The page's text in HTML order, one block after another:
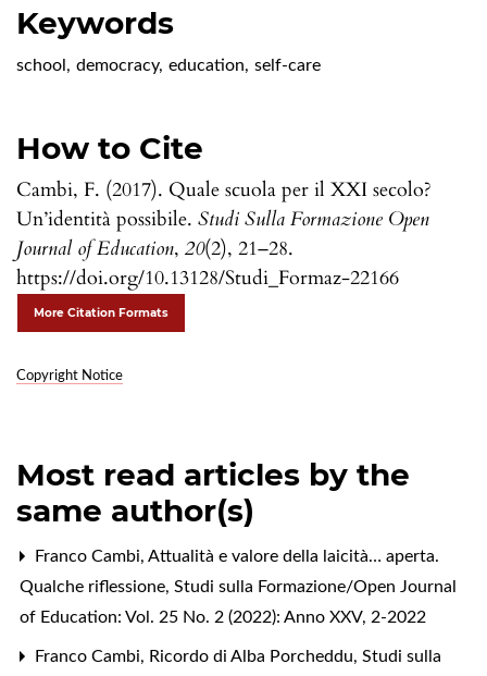
Keywords
school , democracy, education, self-care
How to Cite
Cambi, F. (2017). Quale scuola per il XXI secolo?
Un’identità possibile. Studi Sulla Formazione Open
Journal of Education, 20(2), 21–28.
https://doi.org/10.13128/Studi_Formaz-22166
More Citation Formats
Copyright Notice
Most read articles by the
same author(s)
Franco Cambi, Attualità e valore della laicità… aperta.
Qualche riflessione, Studi sulla Formazione/Open Journal
of Education: Vol. 25 No. 2 (2022): Anno XXV, 2-2022
Franco Cambi, Ricordo di Alba Porcheddu, Studi sulla